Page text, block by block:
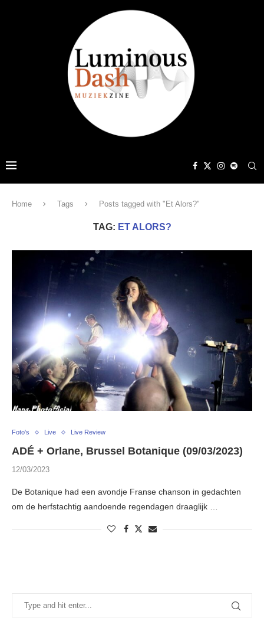
Home Tags Posts tagged with "Et Alors?"
TAG: ET ALORS?
Foto's Live Live Review
ADÉ + Orlane, Brussel Botanique (09/03/2023)
12/03/2023
De Botanique had een avondje Franse chanson in gedachten
om de herfstachtig aandoende regendagen draaglijk …